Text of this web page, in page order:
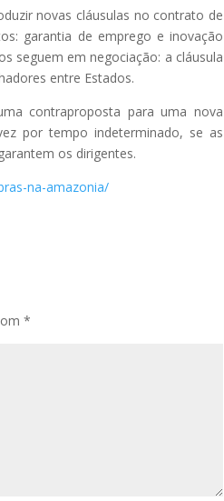
novas cláusulas no contrato de
garantia de emprego e inovação
seguem em negociação: a cláusula
entre Estados.
contraproposta para uma nova
por tempo indeterminado, se as
os dirigentes.
na-amazonia/
*